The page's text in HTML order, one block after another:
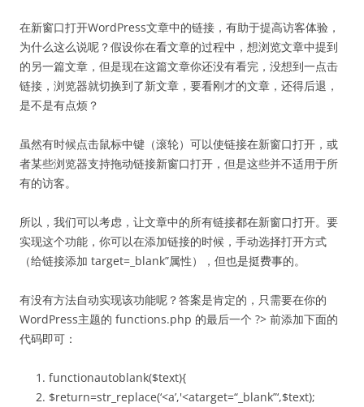
在新窗口打开WordPress文章中的链接，有助于提高访客体验，
为什么这么说呢？假设你在看文章的过程中，想浏览文章中提到
的另一篇文章，但是现在这篇文章你还没有看完，没想到一点击
链接，浏览器就切换到了新文章，要看刚才的文章，还得后退，
是不是有点烦？
虽然有时候点击鼠标中键（滚轮）可以使链接在新窗口打开，或
者某些浏览器支持拖动链接新窗口打开，但是这些并不适用于所
有的访客。
所以，我们可以考虑，让文章中的所有链接都在新窗口打开。要
实现这个功能，你可以在添加链接的时候，手动选择打开方式
（给链接添加 target=_blank”属性），但也是挺费事的。
有没有方法自动实现该功能呢？答案是肯定的，只需要在你的
WordPress主题的 functions.php 的最后一个 ?> 前添加下面的
代码即可：
functionautoblank($text){
$return=str_replace(‘<a’,'<atarget=“_blank”‘,$text);